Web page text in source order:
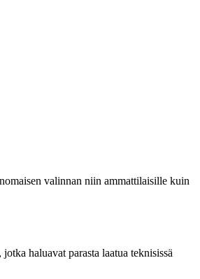
valinnan niin ammattilaisille kuin
haluavat parasta laatua teknisissä